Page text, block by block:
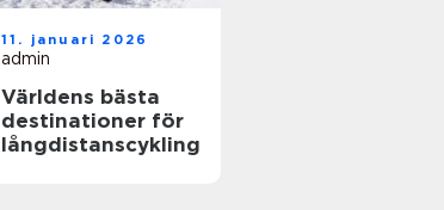
11. januari 2026
admin
Världens bästa
destinationer för
långdistanscykling